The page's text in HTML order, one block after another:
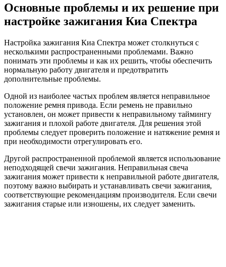
Основные проблемы и их решение при
настройке зажигания Киа Спектра
Настройка зажигания Киа Спектра может столкнуться с
несколькими распространенными проблемами. Важно
понимать эти проблемы и как их решить, чтобы обеспечить
нормальную работу двигателя и предотвратить
дополнительные проблемы.
Одной из наиболее частых проблем является неправильное
положение ремня привода. Если ремень не правильно
установлен, он может привести к неправильному таймингу
зажигания и плохой работе двигателя. Для решения этой
проблемы следует проверить положение и натяжение ремня и
при необходимости отрегулировать его.
Другой распространенной проблемой является использование
неподходящей свечи зажигания. Неправильная свеча
зажигания может привести к неправильной работе двигателя,
поэтому важно выбирать и устанавливать свечи зажигания,
соответствующие рекомендациям производителя. Если свечи
зажигания старые или изношены, их следует заменить.